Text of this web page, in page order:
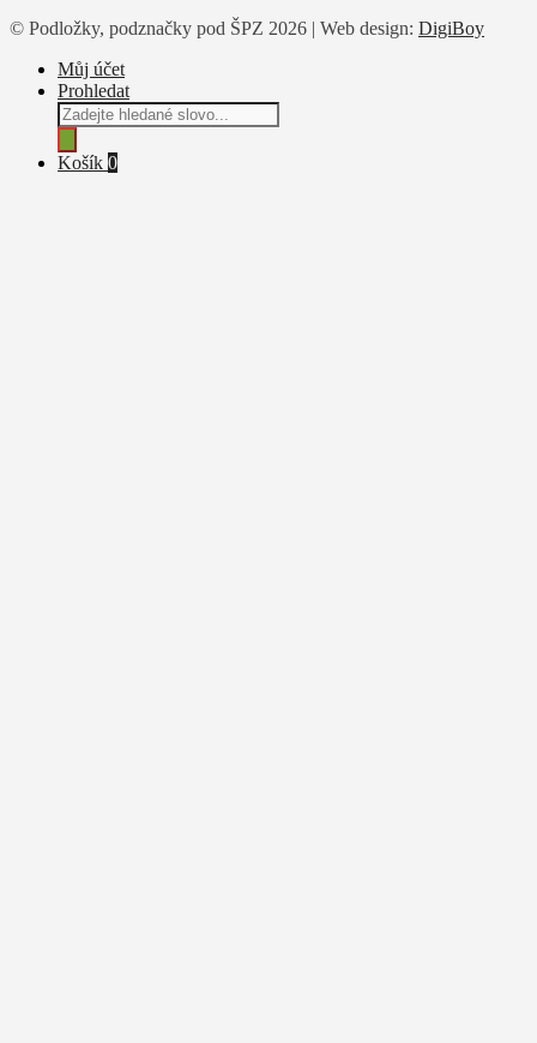
© Podložky, podznačky pod ŠPZ 2026 | Web design: DigiBoy
Můj účet
Prohledat
Products
search
Košík 0